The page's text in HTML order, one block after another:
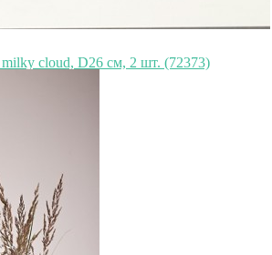
cloud, D26 см, 2 шт. (72373)